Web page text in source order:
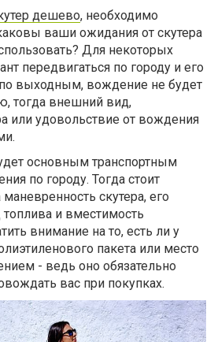
дешево, необходимо
ваши ожидания от скутера
Для некоторых
передвигаться по городу и его
выходным, вождение не будет
тогда внешний вид,
или удовольствие от вождения
основным транспортным
по городу. Тогда стоит
скутера, его
топлива и вместимость
внимание на то, есть ли у
пакета или место
- ведь оно обязательно
вас при покупках.